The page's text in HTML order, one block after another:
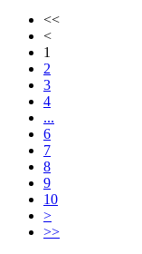
<<
<
1
2
3
4
...
6
7
8
9
10
>
>>